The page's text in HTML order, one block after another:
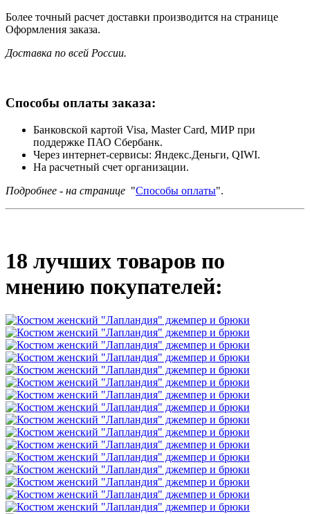
Более точный расчет доставки производится на странице
Оформления заказа.
Доставка по всей России.
Способы оплаты заказа:
Банковской картой Visa, Master Card, МИР при
поддержке ПАО Сбербанк.
Через интернет-сервисы: Яндекс.Деньги, QIWI.
На расчетный счет организации.
Подробнее - на странице "Способы оплаты".
18 лучших товаров по
мнению покупателей: